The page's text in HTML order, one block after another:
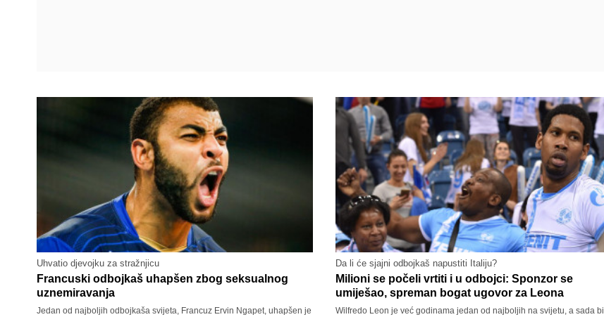
Uhvatio djevojku za stražnjicu
Francuski odbojkaš uhapšen zbog seksualnog
uznemiravanja
Jedan od najboljih odbojkaša svijeta, Francuz Ervin Ngapet, uhapšen je
Da li će sjajni odbojkaš napustiti Italiju?
Milioni se počeli vrtiti i u odbojci: Sponzor se
umiješao, spreman bogat ugovor za Leona
Wilfredo Leon je već godinama jedan od najboljih na svijetu, a sada bi